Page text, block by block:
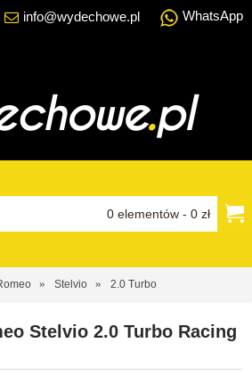
info@wydechowe.pl WhatsApp
0 elementów - 0 zł
Stelvio 2.0 Turbo
Stelvio 2.0 Turbo Racing